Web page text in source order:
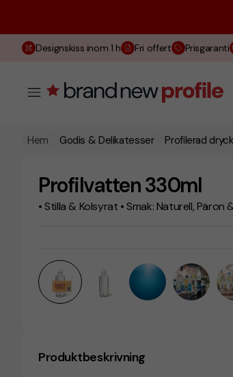
Designskiss inom 1 h Fri offert Prisgaranti
Hem Godis & Delikatesser Profilerad dryck
Profilvatten 330ml
• Stilla & Kolsyrat • Smak: Naturell, Päron
Produktbeskrivning